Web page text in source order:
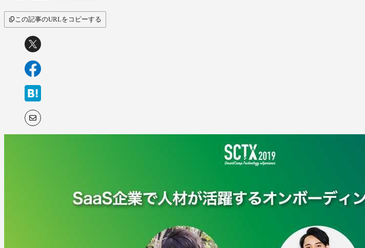
この記事のURLをコピーする